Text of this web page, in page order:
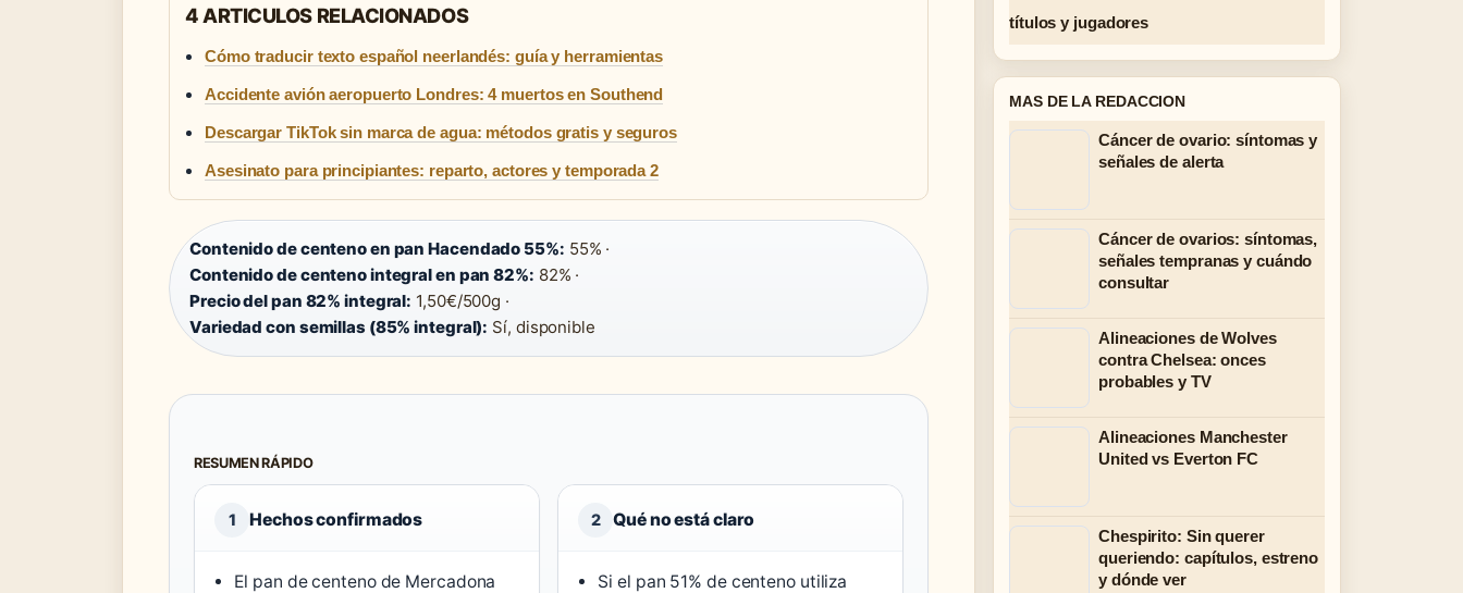
4 ARTICULOS RELACIONADOS
Cómo traducir texto español neerlandés: guía y herramientas
Accidente avión aeropuerto Londres: 4 muertos en Southend
Descargar TikTok sin marca de agua: métodos gratis y seguros
Asesinato para principiantes: reparto, actores y temporada 2
Contenido de centeno en pan Hacendado 55%: 55% ·
Contenido de centeno integral en pan 82%: 82% ·
Precio del pan 82% integral: 1,50€/500g ·
Variedad con semillas (85% integral): Sí, disponible
RESUMEN RÁPIDO
1 Hechos confirmados
El pan de centeno de Mercadona
2 Qué no está claro
Si el pan 51% de centeno utiliza
títulos y jugadores
MAS DE LA REDACCION
Cáncer de ovario: síntomas y
señales de alerta
Cáncer de ovarios: síntomas,
señales tempranas y cuándo
consultar
Alineaciones de Wolves
contra Chelsea: onces
probables y TV
Alineaciones Manchester
United vs Everton FC
Chespirito: Sin querer
queriendo: capítulos, estreno
y dónde ver